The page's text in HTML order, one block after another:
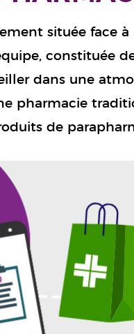
située face
constituée
dans une
pharmacie
de